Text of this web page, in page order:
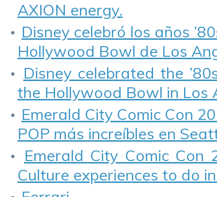
AXION energy.
Disney celebró los años
Hollywood Bowl de Los
Disney celebrated the
the Hollywood Bowl in Los
Emerald City Comic Con
POP más increíbles en
Emerald City Comic
Culture experiences to do